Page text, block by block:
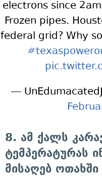
electrons since
Frozen pipes.
federal grid? Why
—
8. ამ ქალს
ტემპერატურას
მისაღებ